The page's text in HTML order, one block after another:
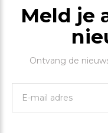
Meld je
Ontvang de